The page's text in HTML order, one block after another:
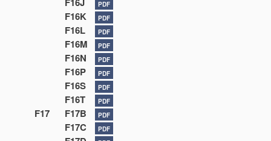
PDF
F16K PDF
F16L PDF
F16M PDF
F16N PDF
F16P PDF
F16S PDF
F16T PDF
F17 F17B PDF
F17C PDF